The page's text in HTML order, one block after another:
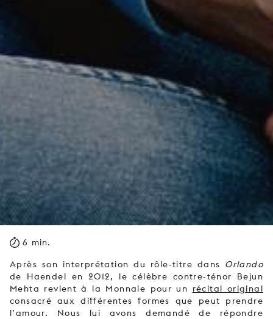
6 min.
Après son interprétation du rôle-titre dans Orlando
de Haendel en 2012, le célèbre contre-ténor Bejun
Mehta revient à la Monnaie pour un récital original
consacré aux différentes formes que peut prendre
l’amour. Nous lui avons demandé de répondre